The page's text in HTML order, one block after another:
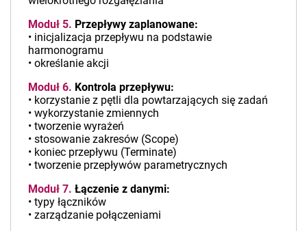
Moduł 5. Przepływy zaplanowane:
• inicjalizacja przepływu na podstawie
harmonogramu
• określanie akcji
Moduł 6. Kontrola przepływu:
• korzystanie z pętli dla powtarzających się zadań
• wykorzystanie zmiennych
• tworzenie wyrażeń
• stosowanie zakresów (Scope)
• koniec przepływu (Terminate)
• tworzenie przepływów parametrycznych
Moduł 7. Łączenie z danymi:
• typy łączników
• zarządzanie połączeniami